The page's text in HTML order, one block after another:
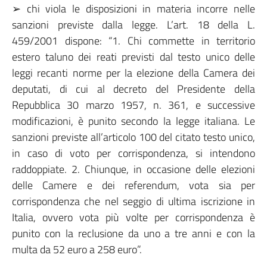
➢ chi viola le disposizioni in materia incorre nelle
sanzioni previste dalla legge. L’art. 18 della L.
459/2001 dispone: “1. Chi commette in territorio
estero taluno dei reati previsti dal testo unico delle
leggi recanti norme per la elezione della Camera dei
deputati, di cui al decreto del Presidente della
Repubblica 30 marzo 1957, n. 361, e successive
modificazioni, è punito secondo la legge italiana. Le
sanzioni previste all’articolo 100 del citato testo unico,
in caso di voto per corrispondenza, si intendono
raddoppiate. 2. Chiunque, in occasione delle elezioni
delle Camere e dei referendum, vota sia per
corrispondenza che nel seggio di ultima iscrizione in
Italia, ovvero vota più volte per corrispondenza è
punito con la reclusione da uno a tre anni e con la
multa da 52 euro a 258 euro”.